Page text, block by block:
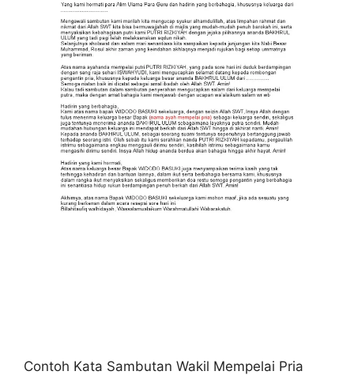
Contoh Kata Sambutan Wakil Mempelai Pria